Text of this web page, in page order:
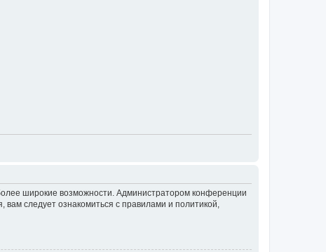
широкие возможности. Администратором конференции
следует ознакомиться с правилами и политикой,